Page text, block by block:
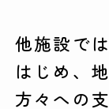
他施設で
はじめ、
方々への